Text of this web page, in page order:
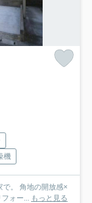
機
で。 角地の開放感×
ォー...
もっと見る